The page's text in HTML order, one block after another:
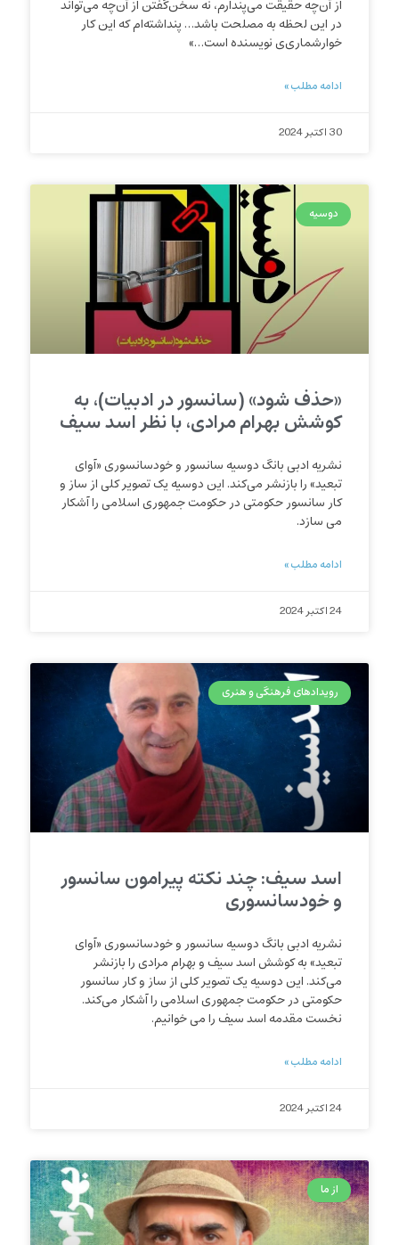
از آن‌چه حقیقت می‌پندارم، نه سخن‌گفتن از آن‌چه می‌تواند
در این لحظه به مصلحت باشد… پنداشته‌ام که این کار
خوارشماری‌ی نویسنده است…»
ادامه مطلب »
30 اکتبر 2024
دوسیه
«حذف شود» (سانسور در ادبیات)، به
کوشش بهرام مرادی، با نظر اسد سیف
نشریه ادبی بانگ دوسیه سانسور و خودسانسوری «آوای
تبعید» را بازنشر می‌کند. این دوسیه یک تصویر کلی از ساز و
کار سانسور حکومتی در حکومت جمهوری اسلامی را آشکار
می سازد.
ادامه مطلب »
24 اکتبر 2024
رویدادهای فرهنگی و هنری
اسد سیف: چند نکته پیرامون سانسور
و خودسانسوری
نشریه ادبی بانگ دوسیه سانسور و خودسانسوری «آوای
تبعید» به کوشش اسد سیف و بهرام مرادی را بازنشر
می‌کند. این دوسیه یک تصویر کلی از ساز و کار سانسور
حکومتی در حکومت جمهوری اسلامی را آشکار می‌کند.
نخست مقدمه اسد سیف را می خوانیم.
ادامه مطلب »
24 اکتبر 2024
از ما